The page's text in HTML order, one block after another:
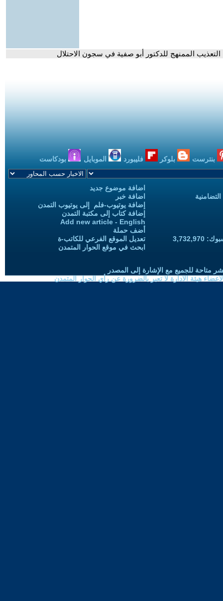
الممنهج للدكتور أبو صفية في سجون الاحتلال
بنترست بلوكر فليبورد الموبايل بودكاست
اضافة موضوع جديد
اضافة خبر
إضافة يوتيوب-فلم إلى يوتيوب التمدن
إضافة كتاب إلى مكتبة التمدن
Add new article - English
أضف حملة
تعديل الموقع الفرعي للكاتب-ة
ابحث في موقع الحوار المتمدن
متاحة للجميع مع الإشارة إلى المصدر
هيئة الادارة لا تعبر بالضرورة عن رأي الحوار المتمدن